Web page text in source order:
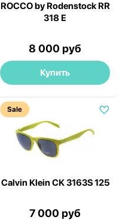
ROCCO by Rodenstock RR
318 E
8 000 руб
Купить
Sale
Calvin Klein CK 3163S 125
7 000 руб